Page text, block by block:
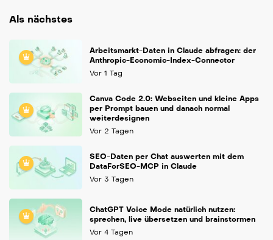
Als nächstes
Arbeitsmarkt-Daten in Claude abfragen: der
Anthropic-Economic-Index-Connector
Vor 1 Tag
Canva Code 2.0: Webseiten und kleine Apps
per Prompt bauen und danach normal
weiterdesignen
Vor 2 Tagen
SEO-Daten per Chat auswerten mit dem
DataForSEO-MCP in Claude
Vor 3 Tagen
ChatGPT Voice Mode natürlich nutzen:
sprechen, live übersetzen und brainstormen
Vor 4 Tagen